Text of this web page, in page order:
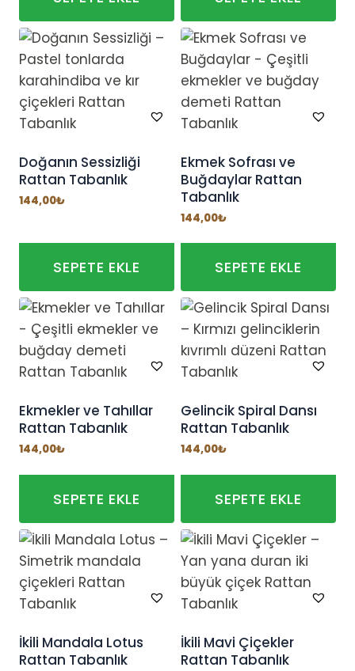
Doğanın Sessizliği
Rattan Tabanlık
144,00₺
SEPETE EKLE
Ekmek Sofrası ve
Buğdaylar Rattan
Tabanlık
144,00₺
SEPETE EKLE
Ekmekler ve Tahıllar
Rattan Tabanlık
144,00₺
SEPETE EKLE
Gelincik Spiral Dansı
Rattan Tabanlık
144,00₺
SEPETE EKLE
İkili Mandala Lotus
Rattan Tabanlık
İkili Mavi Çiçekler
Rattan Tabanlık